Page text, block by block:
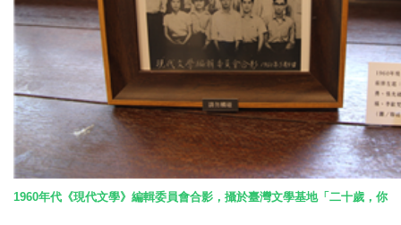
1960年代《現代文學》編輯委員會合影，攝於臺灣文學基地「二十歲，你